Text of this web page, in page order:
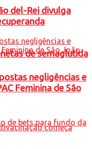
de semaglutida
del-Rei divulga
negligências e
Feminina de São